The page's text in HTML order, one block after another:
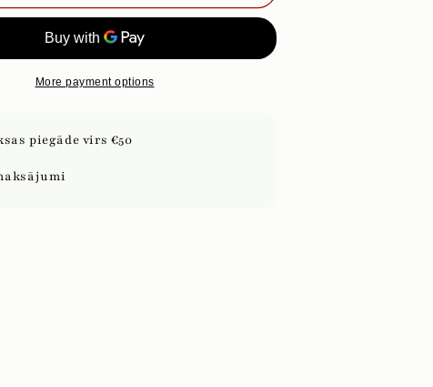
AR
PIPARIEM,
50g
(BEZ
More payment options
piegāde virs €50